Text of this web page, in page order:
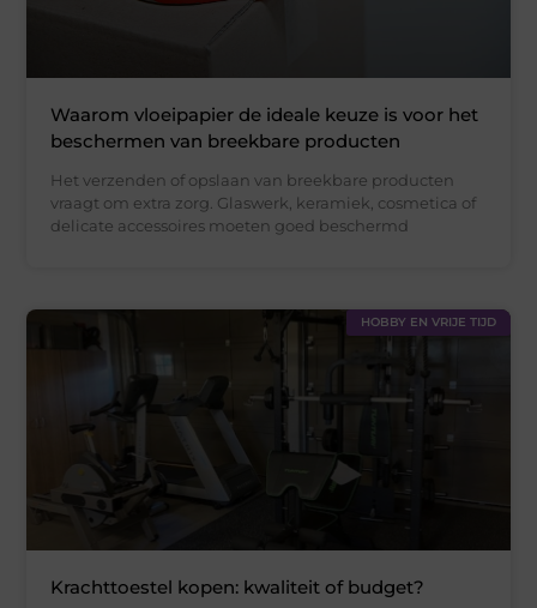
Waarom vloeipapier de ideale keuze is voor het
beschermen van breekbare producten
Het verzenden of opslaan van breekbare producten
vraagt om extra zorg. Glaswerk, keramiek, cosmetica of
delicate accessoires moeten goed beschermd
HOBBY EN VRIJE TIJD
Krachttoestel kopen: kwaliteit of budget?